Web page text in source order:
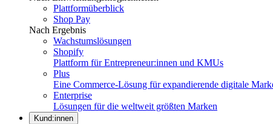
Plattformüberblick
Shop Pay
Nach Ergebnis
Wachstumslösungen
Shopify
Plattform für Entrepreneur:innen und KMUs
Plus
Eine Commerce-Lösung für expandierende digitale
Enterprise
Lösungen für die weltweit größten Marken
Kund:innen